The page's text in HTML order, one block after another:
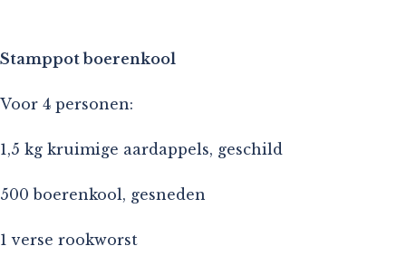
Stamppot boerenkool
Voor 4 personen:
1,5 kg kruimige aardappels, geschild
500 boerenkool, gesneden
1 verse rookworst